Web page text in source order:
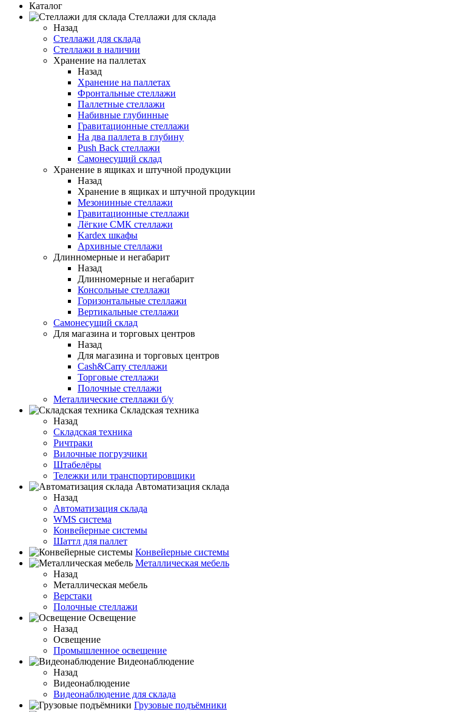
Каталог
Cтеллажи для склада
Назад
Cтеллажи для склада
Стеллажи в наличии
Хранение на паллетах
Назад
Хранение на паллетах
Фронтальные стеллажи
Паллетные стеллажи
Набивные глубинные
Гравитационные стеллажи
На два паллета в глубину
Push Back стеллажи
Самонесущий склад
Хранение в ящиках и штучной продукции
Назад
Хранение в ящиках и штучной продукции
Мезонинные стеллажи
Гравитационные стеллажи
Лёгкие СМК стеллажи
Kardex шкафы
Архивные стеллажи
Длинномерные и негабарит
Назад
Длинномерные и негабарит
Консольные стеллажи
Горизонтальные стеллажи
Вертикальные стеллажи
Самонесущий склад
Для магазина и торговых центров
Назад
Для магазина и торговых центров
Cash&Carry стеллажи
Торговые стеллажи
Полочные стеллажи
Металлические стеллажи б/у
Складская техника
Назад
Складская техника
Ричтраки
Вилочные погрузчики
Штабелёры
Тележки или транспортировщики
Автоматизация склада
Назад
Автоматизация склада
WMS система
Конвейерные системы
Шаттл для паллет
Конвейерные системы
Металлическая мебель
Назад
Металлическая мебель
Верстаки
Полочные стеллажи
Освещение
Назад
Освещение
Промышленное освещение
Видеонаблюдение
Назад
Видеонаблюдение
Видеонаблюдение для склада
Грузовые подъёмники